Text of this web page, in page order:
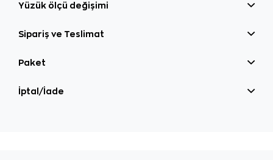
Yüzük ölçü değişimi
Sipariş ve Teslimat
Paket
İptal/İade